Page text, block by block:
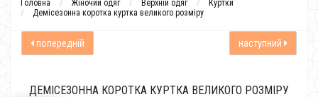
Головна Жіночий одяг Верхній одяг
Куртки
Демісезонна коротка куртка великого розміру
попередній наступний
ДЕМІСЕЗОННА КОРОТКА КУРТКА ВЕЛИКОГО РОЗМІРУ